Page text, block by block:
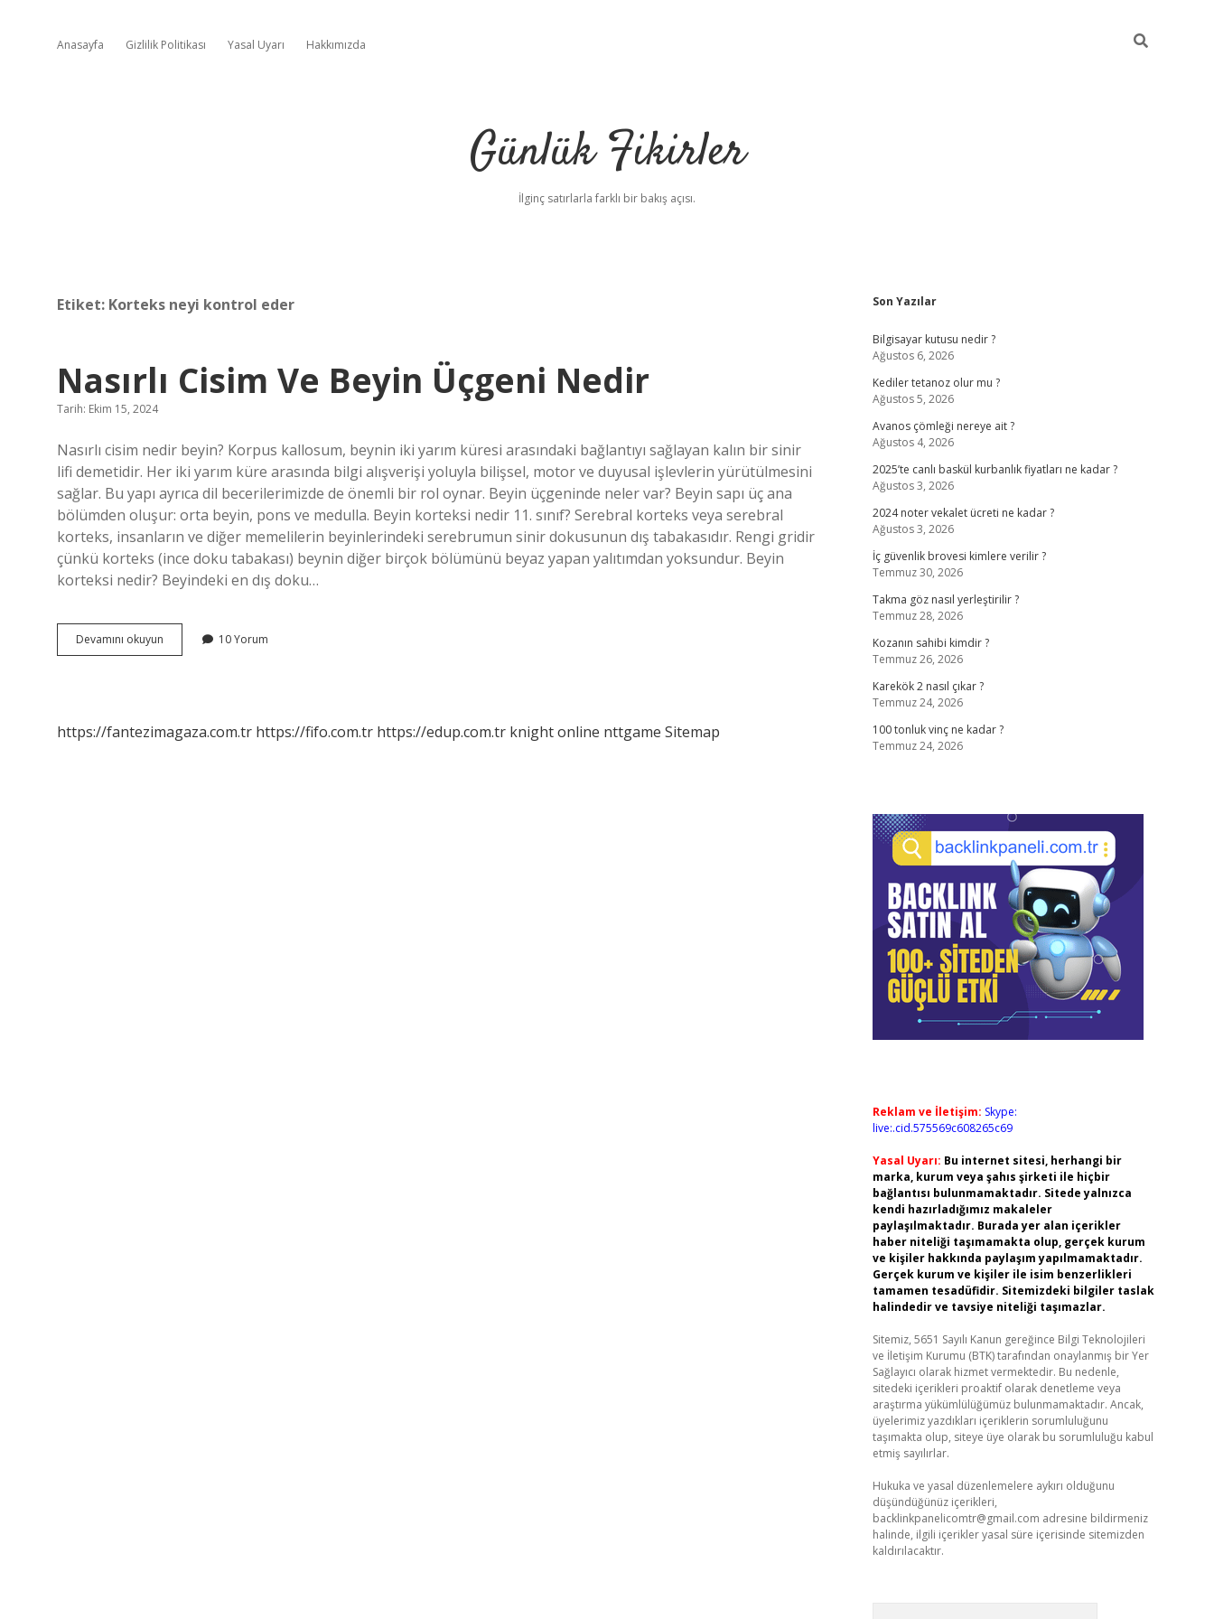
Anasayfa Gizlilik Politikası Yasal Uyarı Hakkımızda
Günlük Fikirler
İlginç satırlarla farklı bir bakış açısı.
Etiket: Korteks neyi kontrol eder
Nasırlı Cisim Ve Beyin Üçgeni Nedir
Tarih: Ekim 15, 2024
Nasırlı cisim nedir beyin? Korpus kallosum, beynin iki yarım küresi arasındaki bağlantıyı sağlayan kalın bir sinir
lifi demetidir. Her iki yarım küre arasında bilgi alışverişi yoluyla bilişsel, motor ve duyusal işlevlerin yürütülmesini
sağlar. Bu yapı ayrıca dil becerilerimizde de önemli bir rol oynar. Beyin üçgeninde neler var? Beyin sapı üç ana
bölümden oluşur: orta beyin, pons ve medulla. Beyin korteksi nedir 11. sınıf? Serebral korteks veya serebral
korteks, insanların ve diğer memelilerin beyinlerindeki serebrumun sinir dokusunun dış tabakasıdır. Rengi gridir
çünkü korteks (ince doku tabakası) beynin diğer birçok bölümünü beyaz yapan yalıtımdan yoksundur. Beyin
korteksi nedir? Beyindeki en dış doku…
Devamını okuyun
Cisim
10 Yorum
https://fantezimagaza.com.tr https://fifo.com.tr https://edup.com.tr knight online nttgame Sitemap
Sidebar
Son Yazılar
Bilgisayar kutusu nedir ?
Ağustos 6, 2026
Kediler tetanoz olur mu ?
Ağustos 5, 2026
Avanos çömleği nereye ait ?
Ağustos 4, 2026
2025’te canlı baskül kurbanlık fiyatları ne kadar ?
Ağustos 3, 2026
2024 noter vekalet ücreti ne kadar ?
Ağustos 3, 2026
İç güvenlik brovesi kimlere verilir ?
Temmuz 30, 2026
Takma göz nasıl yerleştirilir ?
Temmuz 28, 2026
Kozanın sahibi kimdir ?
Temmuz 26, 2026
Karekök 2 nasıl çıkar ?
Temmuz 24, 2026
100 tonluk vinç ne kadar ?
Temmuz 24, 2026
Reklam ve İletişim: Skype:
live:.cid.575569c608265c69
Yasal Uyarı: Bu internet sitesi, herhangi bir
marka, kurum veya şahıs şirketi ile hiçbir
bağlantısı bulunmamaktadır. Sitede yalnızca
kendi hazırladığımız makaleler
paylaşılmaktadır. Burada yer alan içerikler
haber niteliği taşımamakta olup, gerçek kurum
ve kişiler hakkında paylaşım yapılmamaktadır.
Gerçek kurum ve kişiler ile isim benzerlikleri
tamamen tesadüfidir. Sitemizdeki bilgiler taslak
halindedir ve tavsiye niteliği taşımazlar.
Sitemiz, 5651 Sayılı Kanun gereğince Bilgi Teknolojileri
ve İletişim Kurumu (BTK) tarafından onaylanmış bir Yer
Sağlayıcı olarak hizmet vermektedir. Bu nedenle,
sitedeki içerikleri proaktif olarak denetleme veya
araştırma yükümlülüğümüz bulunmamaktadır. Ancak,
üyelerimiz yazdıkları içeriklerin sorumluluğunu
taşımakta olup, siteye üye olarak bu sorumluluğu kabul
etmiş sayılırlar.
Hukuka ve yasal düzenlemelere aykırı olduğunu
düşündüğünüz içerikleri,
backlinkpanelicomtr@gmail.com adresine bildirmeniz
halinde, ilgili içerikler yasal süre içerisinde sitemizden
kaldırılacaktır.